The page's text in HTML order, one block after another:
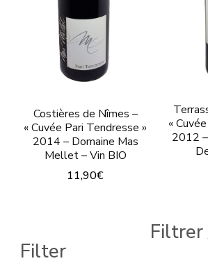
Costières de Nîmes –
« Cuvée Pari Tendresse »
2014 – Domaine Mas
Mellet – Vin BIO
11,90€
«
2012
Filter